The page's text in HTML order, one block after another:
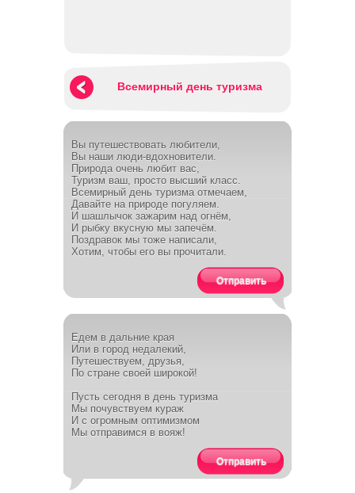
Всемирный день туризма
Вы путешествовать любители,
Вы наши люди-вдохновители.
Природа очень любит вас,
Туризм ваш, просто высший класс.
Всемирный день туризма отмечаем,
Давайте на природе погуляем.
И шашлычок зажарим над огнём,
И рыбку вкусную мы запечём.
Поздравок мы тоже написали,
Хотим, чтобы его вы прочитали.
Отправить
Едем в дальние края
Или в город недалекий,
Путешествуем, друзья,
По стране своей широкой!
Пусть сегодня в день туризма
Мы почувствуем кураж
И с огромным оптимизмом
Мы отправимся в вояж!
Отправить